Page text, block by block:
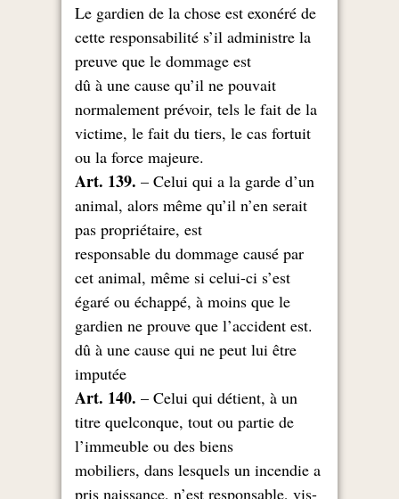
Le gardien de la chose est exonéré de
cette responsabilité s’il administre la
preuve que le dommage est
dû à une cause qu’il ne pouvait
normalement prévoir, tels le fait de la
victime, le fait du tiers, le cas fortuit
.ou la force majeure
Art. 139. – Celui qui a la garde d’un
animal, alors même qu’il n’en serait
pas propriétaire, est
responsable du dommage causé par
cet animal, même si celui-ci s’est
égaré ou échappé, à moins que le
.gardien ne prouve que l’accident est
dû à une cause qui ne peut lui être
imputée
Art. 140. – Celui qui détient, à un
titre quelconque, tout ou partie de
l’immeuble ou des biens
mobiliers, dans lesquels un incendie a
pris naissance, n’est responsable, vis-